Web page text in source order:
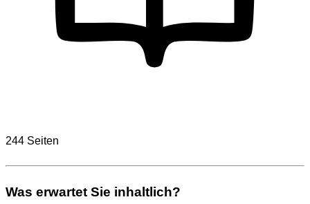
244 Seiten
Was erwartet Sie inhaltlich?